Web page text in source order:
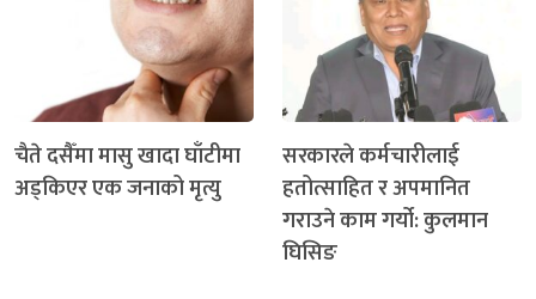
चैते दसैँमा मासु खादा घाँटीमा
अड्किएर एक जनाको मृत्यु
सरकारले कर्मचारीलाई
हतोत्साहित र अपमानित
गराउने काम गर्यो: कुलमान
घिसिङ